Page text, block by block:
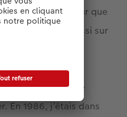
fallu cinq ans pour que
portent aussi sur
de mes
photographe de
des gens comme
En 1986, j’étais dans